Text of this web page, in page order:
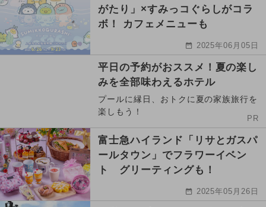
がたり」×すみっコぐらしがコラ
ボ！ カフェメニューも
2025年06月05日
平日の予約がおススメ！夏の楽し
みを全部味わえるホテル
プールに縁日、おトクに夏の家族旅行を
楽しもう！
PR
富士急ハイランド「リサとガスパ
ールタウン」でフラワーイベン
ト グリーティングも！
2025年05月26日